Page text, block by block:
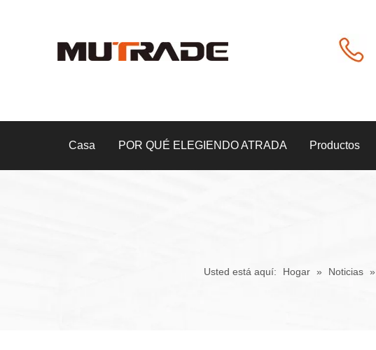
Casa POR QUÉ ELEGIENDO ATRADA Productos
Usted está aquí: Hogar » Noticias »